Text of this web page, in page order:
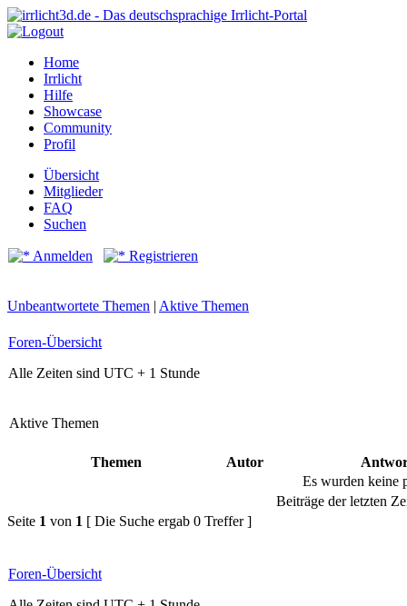
Home
Irrlicht
Hilfe
Showcase
Community
Profil
Übersicht
Mitglieder
FAQ
Suchen
Anmelden Registrieren
Unbeantwortete Themen | Aktive Themen
Foren-Übersicht
Alle Zeiten sind UTC + 1 Stunde
Aktive Themen
Themen Autor
Es wurden keine
Beiträge der letzten
Seite 1 von 1 [ Die Suche ergab 0 Treffer ]
Foren-Übersicht